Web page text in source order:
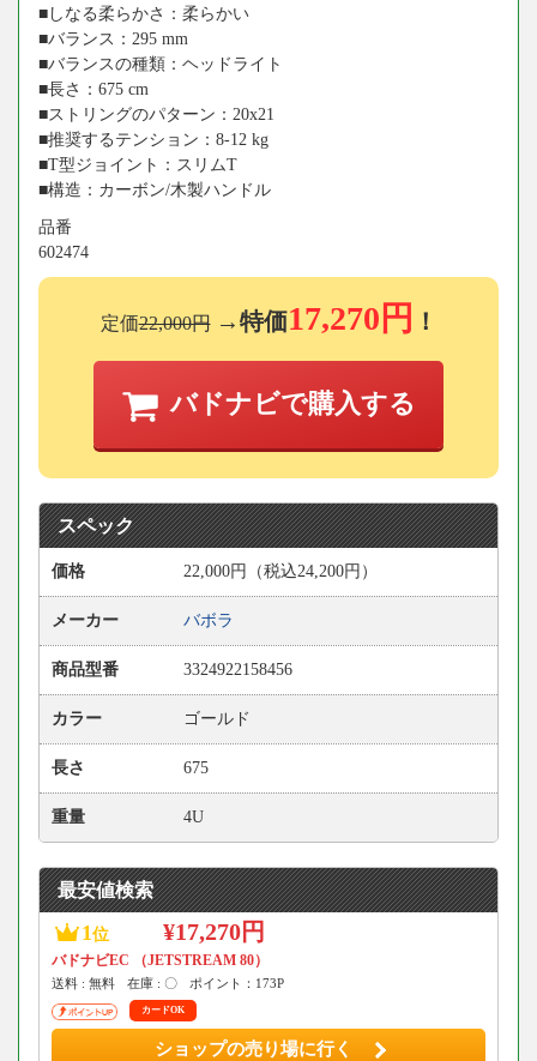
■しなる柔らかさ：柔らかい
■バランス：295 mm
■バランスの種類：ヘッドライト
■長さ：675 cm
■ストリングのパターン：20x21
■推奨するテンション：8-12 kg
■T型ジョイント：スリムT
■構造：カーボン/木製ハンドル
品番
602474
定価22,000円 →特価17,270円 ！
バドナビで購入する
スペック
価格 22,000円（税込24,200円）
メーカー バボラ
商品型番 3324922158456
カラー ゴールド
長さ 675
重量 4U
最安値検索
1位 ¥17,270円
バドナビEC （JETSTREAM 80）
送料 : 無料 在庫 : 〇 ポイント：173P
カードOK
ショップの売り場に行く